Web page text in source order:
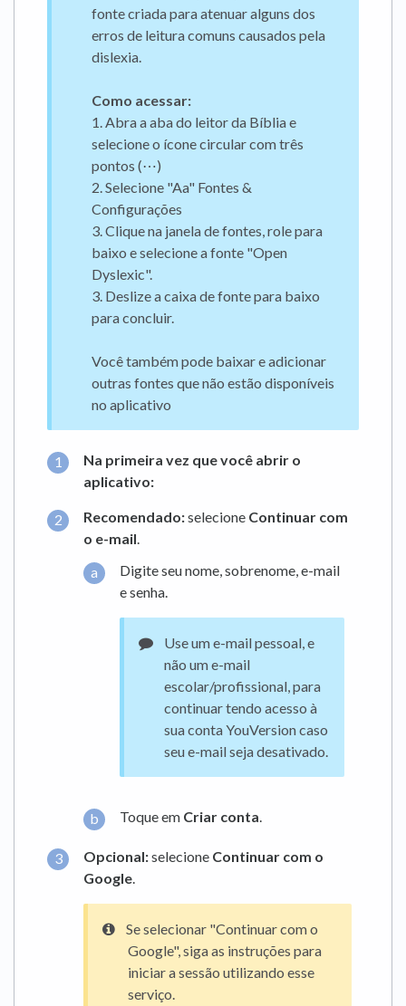
fonte criada para atenuar alguns dos
erros de leitura comuns causados pela
dislexia.
Como acessar:
1. Abra a aba do leitor da Bíblia e
selecione o ícone circular com três
pontos (⋯)
2. Selecione "Aa" Fontes &
Configurações
3. Clique na janela de fontes, role para
baixo e selecione a fonte "Open
Dyslexic".
3. Deslize a caixa de fonte para baixo
para concluir.
Você também pode baixar e adicionar
outras fontes que não estão disponíveis
no aplicativo
Na primeira vez que você abrir o
aplicativo:
Recomendado:selecione Continuar com
o e-mail.
Digite seu nome, sobrenome, e-mail
e senha.
Use um e-mail pessoal, e
não um e-mail
escolar/profissional, para
continuar tendo acesso à
sua conta YouVersion caso
seu e-mail seja desativado.
Toque em Criar conta.
Opcional:selecione Continuar com o
Google.
Se selecionar "Continuar com o
Google", siga as instruções para
iniciar a sessão utilizando esse
serviço.